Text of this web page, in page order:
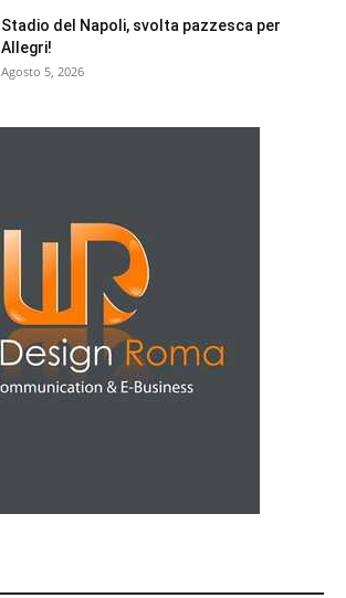
Stadio del Napoli, svolta pazzesca per
Allegri!
Agosto 5, 2026